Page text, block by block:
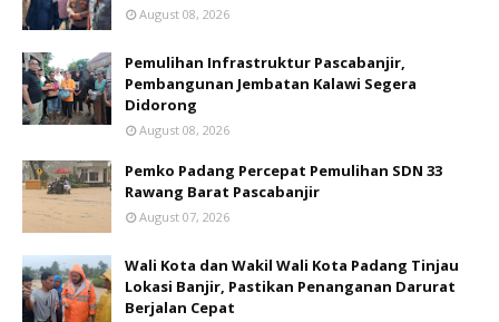
August 08, 2026
Pemulihan Infrastruktur Pascabanjir,
Pembangunan Jembatan Kalawi Segera
Didorong
August 08, 2026
Pemko Padang Percepat Pemulihan SDN 33
Rawang Barat Pascabanjir
August 07, 2026
Wali Kota dan Wakil Wali Kota Padang Tinjau
Lokasi Banjir, Pastikan Penanganan Darurat
Berjalan Cepat